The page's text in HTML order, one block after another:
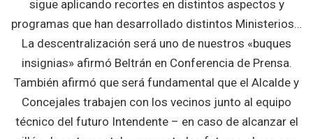
sigue aplicando recortes en distintos aspectos y
programas que han desarrollado distintos Ministerios…
La descentralización será uno de nuestros «buques
insignias» afirmó Beltrán en Conferencia de Prensa.
También afirmó que será fundamental que el Alcalde y
Concejales trabajen con los vecinos junto al equipo
técnico del futuro Intendente – en caso de alcanzar el